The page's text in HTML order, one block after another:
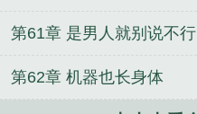
第61章 是男人就别说不行
第62章 机器也长身体